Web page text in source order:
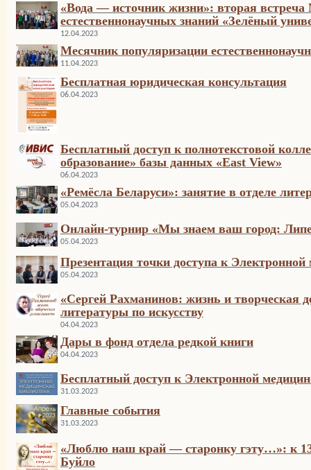
«Вода — источник жизни»: вторая
естественнонаучных знаний «Зелёный
12.04.2023
Месячник популяризации
11.04.2023
Бесплатная юридическая консультация
06.04.2023
Бесплатный доступ к полнотекстовой
образование» базы данных «East View»
06.04.2023
«Ремёсла Беларуси»: занятие в отделе
05.04.2023
Онлайн-турнир «Мы знаем ваш город:
05.04.2023
Презентация точки доступа к
05.04.2023
«Сергей Рахманинов: жизнь и творческая
литературы по искусству
04.04.2023
Дары в фонд отдела редкой книги
04.04.2023
Бесплатный доступ к Электронной
31.03.2023
Главные события
31.03.2023
«Люблю наш край — старонку гэту…»: к
Буйло